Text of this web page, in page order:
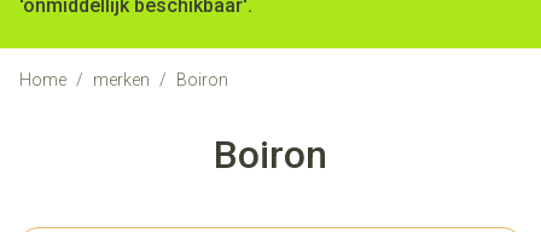
'onmiddellijk beschikbaar'.
Home / merken / Boiron
Boiron